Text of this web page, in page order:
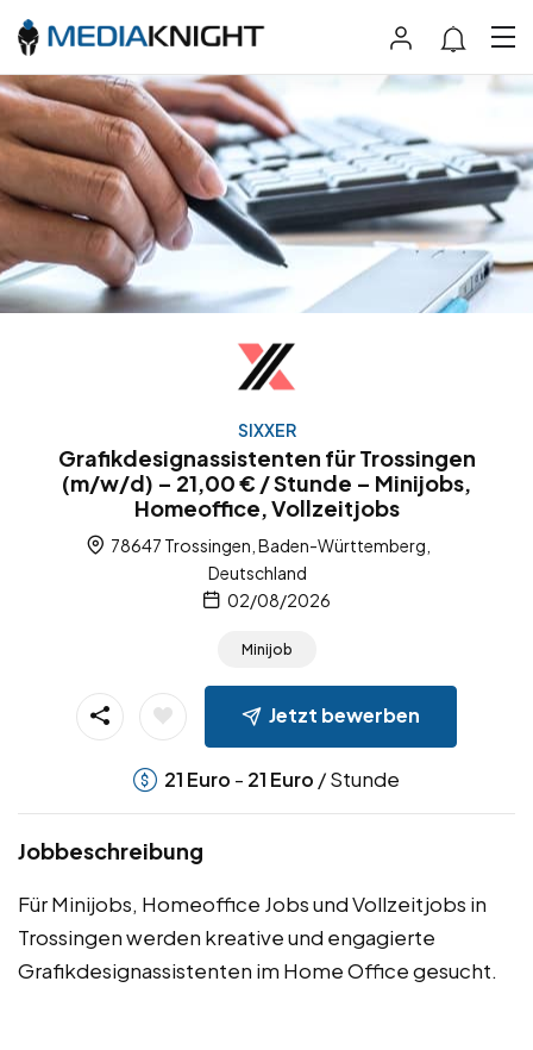
SIXXER
Grafikdesignassistenten für Trossingen
(m/w/d) – 21,00 € / Stunde – Minijobs,
Homeoffice, Vollzeitjobs
78647 Trossingen, Baden-Württemberg,
Deutschland
02/08/2026
Minijob
Jetzt bewerben
21 Euro - 21 Euro / Stunde
Jobbeschreibung
Für Minijobs, Homeoffice Jobs und Vollzeitjobs in
Trossingen werden kreative und engagierte
Grafikdesignassistenten im Home Office gesucht.